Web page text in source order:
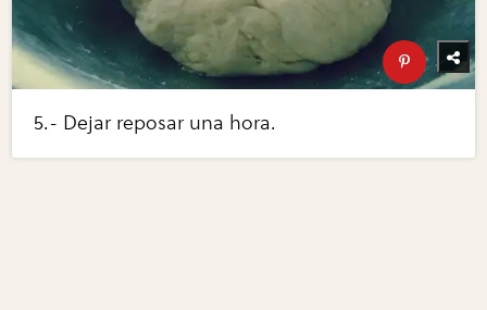
5.- Dejar reposar una hora.